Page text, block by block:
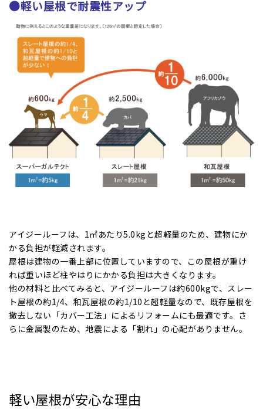
●軽い屋根で耐震性アップ
アイジールーフは、1㎡あたり5.0kgと超軽量のため、建物にか
かる負担が軽減されます。
屋根は建物の一番上部に位置していますので、この屋根が重け
れば重いほど柱やはりにかかる負担は大きくなります。
他の材料と比べてみると、アイジールーフは約600kgで、スレー
ト屋根の約1/4、和瓦屋根の約1/10と超軽量なので、既存屋根を
撤去しない「カバー工法」によるリフォームにも最適です。さ
らに金属製のため、地震による「割れ」の心配がありません。
軽い屋根が安心な理由